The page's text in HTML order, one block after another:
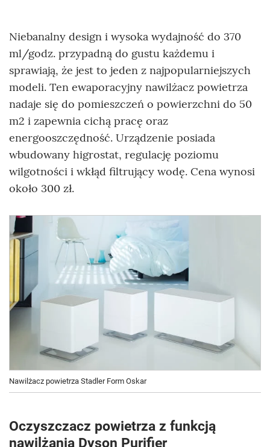
Niebanalny design i wysoka wydajność do 370
ml/godz. przypadną do gustu każdemu i
sprawiają, że jest to jeden z najpopularniejszych
modeli. Ten ewaporacyjny nawilżacz powietrza
nadaje się do pomieszczeń o powierzchni do 50
m2 i zapewnia cichą pracę oraz
energooszczędność. Urządzenie posiada
wbudowany higrostat, regulację poziomu
wilgotności i wkłąd filtrujący wodę. Cena wynosi
około 300 zł.
Nawilżacz powietrza Stadler Form Oskar
Oczyszczacz powietrza z funkcją
nawilżania Dyson Purifier